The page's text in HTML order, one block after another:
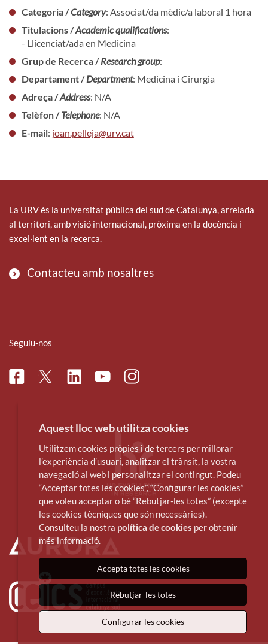
Categoria /Category: Associat/da mèdic/a laboral 1 hora
Titulacions /Academic qualifications:
- Llicenciat/ada en Medicina
Grup de Recerca /Research group:
Departament /Department: Medicina i Cirurgia
Adreça /Address: N/A
Telèfon /Telephone: N/A
E-mail: joan.pelleja@urv.cat
La URV és la universitat pública del sud de Catalunya, arrelada
al territori, amb visió internacional, pròxima en la docència i
excel·lent en la recerca.
Contacteu amb nosaltres
Seguiu-nos
FacebookTwitterLinkedinYoutubeInstagram
Aquest lloc web utilitza cookies
Utilitzem cookies pròpies i de tercers per millorar
l’experiència d’usuari, analitzar el trànsit, la vostra
navegació al web i personalitzar el contingut. Podeu
“Acceptar totes les cookies”, “Configurar les cookies”
que voleu acceptar o bé “Rebutjar-les totes” (excepte
les cookies tècniques que són necessàries).
Consulteu la nostra política de cookies per obtenir
més informació.
Accepta totes les cookies
Rebutjar-les totes
Configurar les cookies